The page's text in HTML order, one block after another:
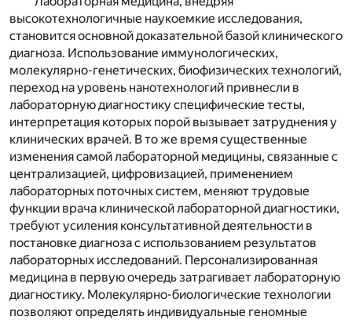
высокотехнологичные наукоемкие исследования,
становится основной доказательной базой клинического
диагноза. Использование иммунологических,
молекулярно-генетических, биофизических технологий,
переход на уровень нанотехнологий привнесли в
лабораторную диагностику специфические тесты,
интерпретация которых порой вызывает затруднения у
клинических врачей. В то же время существенные
изменения самой лабораторной медицины, связанные с
централизацией, цифровизацией, применением
лабораторных поточных систем, меняют трудовые
функции врача клинической лабораторной диагностики,
требуют усиления консультативной деятельности в
постановке диагноза с использованием результатов
лабораторных исследований. Персонализированная
медицина в первую очередь затрагивает лабораторную
диагностику. Молекулярно-биологические технологии
позволяют определять индивидуальные геномные